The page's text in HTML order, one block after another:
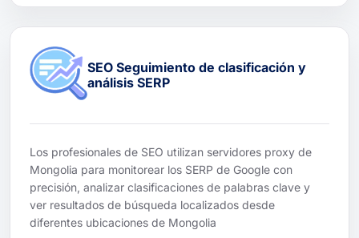
SEO Seguimiento de clasificación y
análisis SERP
Los profesionales de SEO utilizan servidores proxy de
Mongolia para monitorear los SERP de Google con
precisión, analizar clasificaciones de palabras clave y
ver resultados de búsqueda localizados desde
diferentes ubicaciones de Mongolia